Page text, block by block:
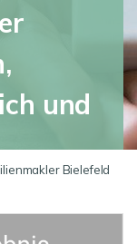
und
Bielefeld